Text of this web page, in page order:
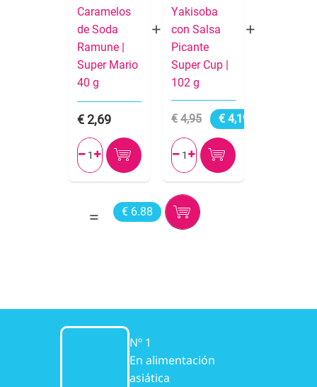
Caramelos
de Soda
Ramune |
Super Mario
40 g
2,69
 
Yakisoba
con Salsa
Picante
Super Cup |
102 g
4,95 4,19
 
€ 6.88
Nº 1
En alimentación
asiática